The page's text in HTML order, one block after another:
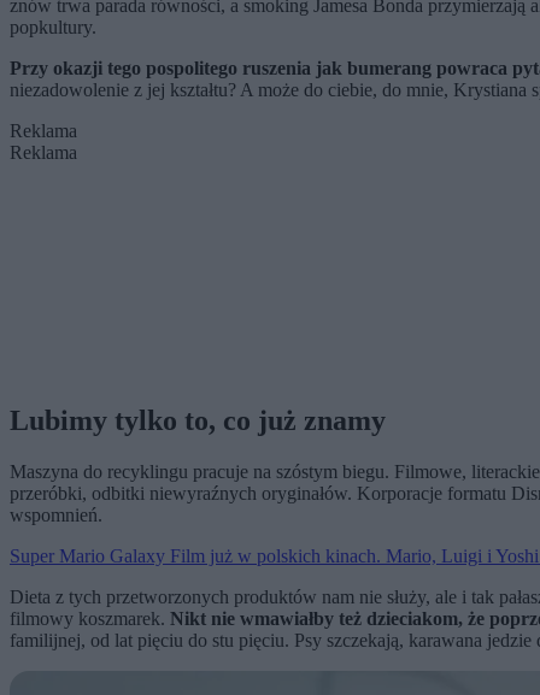
znów trwa parada równości, a smoking Jamesa Bonda
popkultury.
Przy okazji tego pospolitego ruszenia jak bumerang powraca
niezadowolenie z jej kształtu? A może do ciebie, do mnie,
Reklama
Reklama
Lubimy tylko to, co już znamy
Maszyna do recyklingu pracuje na szóstym biegu. Filmowe,
przeróbki, odbitki niewyraźnych oryginałów. Korporacje formatu
wspomnień.
Super Mario Galaxy Film już w polskich kinach. Mario, Luigi i
Dieta z tych przetworzonych produktów nam nie służy, ale i tak
filmowy koszmarek. Nikt nie wmawiałby też dzieciakom, że
familijnej, od lat pięciu do stu pięciu. Psy szczekają, karawana jedzie